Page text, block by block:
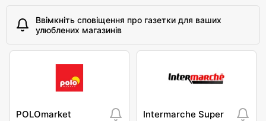
Ввімкніть сповіщення про газетки для ваших
улюблених магазинів
POLOmarket Intermarche Super